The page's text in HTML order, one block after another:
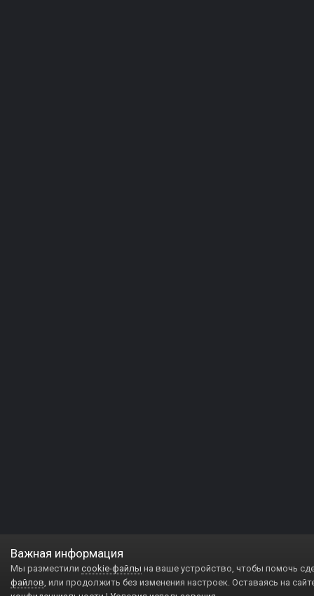
Важная информация
Мы разместили cookie-файлы на ваше устройство, чтобы помочь
файлов, или продолжить без изменения настроек. Оставаясь на